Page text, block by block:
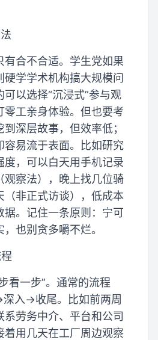
有合不合适。学生党如果
学学术机构搞大规模问
以选择“沉浸式”参与观
零工亲身体验。但也要考
深层故事，但效率低；
容易流于表面。比如研究
度，可以白天用手机记录
观察法），晚上找几位骑
（非正式访谈），低成本
据。记住一条原则：宁可
也别贪多嚼不烂。
看一步”。通常的流程
入→收尾。比如前两周
劳务中介、平台和公司
着用几天在工厂周边观察